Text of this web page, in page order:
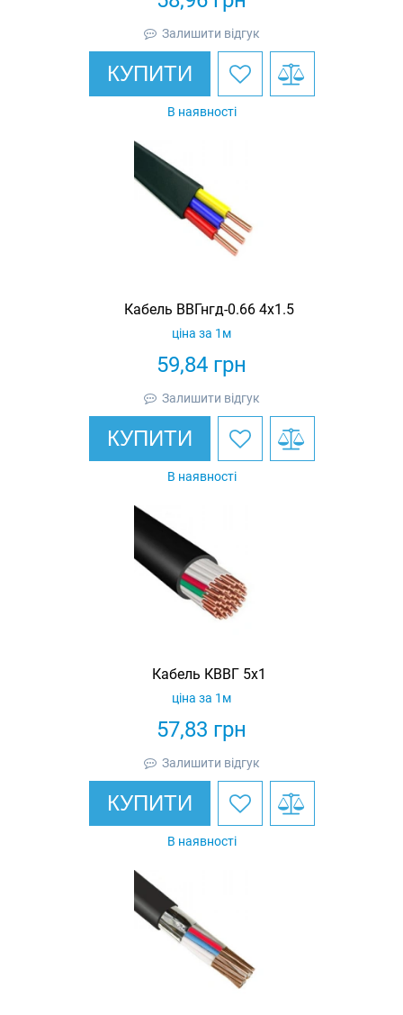
Залишити відгук
КУПИТИ
В наявності
Кабель ВВГнгд-0.66 4х1.5
59,84 грн
ціна за 1м
Залишити відгук
КУПИТИ
В наявності
Кабель КВВГ 5х1
57,83 грн
ціна за 1м
Залишити відгук
КУПИТИ
В наявності